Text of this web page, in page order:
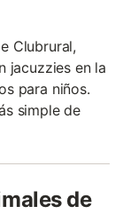
Clubrural,
jacuzzies en la
para niños.
simple de
de